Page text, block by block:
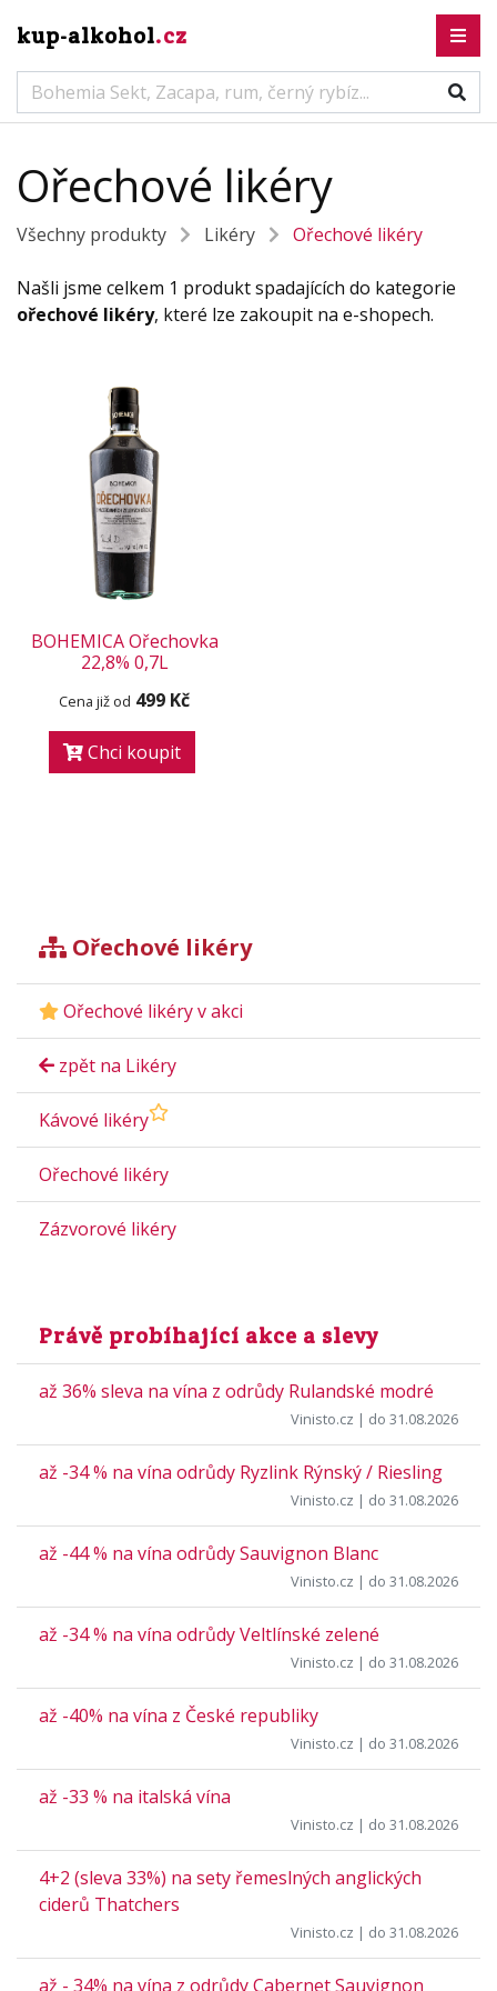
kup-alkohol.cz
Ořechové likéry
Všechny produkty Likéry Ořechové likéry
Našli jsme celkem 1 produkt spadajících do kategorie
ořechové likéry, které lze zakoupit na e-shopech.
BOHEMICA Ořechovka
22,8% 0,7L
Cena již od 499 Kč
Chci koupit
Ořechové likéry
Ořechové likéry v akci
zpět na Likéry
Kávové likéry
Ořechové likéry
Zázvorové likéry
Právě probíhající akce a slevy
až 36% sleva na vína z odrůdy Rulandské modré
Vinisto.cz | do 31.08.2026
až -34 % na vína odrůdy Ryzlink Rýnský / Riesling
Vinisto.cz | do 31.08.2026
až -44 % na vína odrůdy Sauvignon Blanc
Vinisto.cz | do 31.08.2026
až -34 % na vína odrůdy Veltlínské zelené
Vinisto.cz | do 31.08.2026
až -40% na vína z České republiky
Vinisto.cz | do 31.08.2026
až -33 % na italská vína
Vinisto.cz | do 31.08.2026
4+2 (sleva 33%) na sety řemeslných anglických
ciderů Thatchers
Vinisto.cz | do 31.08.2026
až - 34% na vína z odrůdy Cabernet Sauvignon